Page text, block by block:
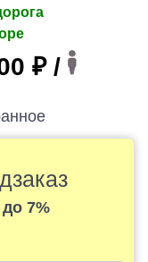
₽ /
7%